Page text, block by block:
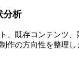
分析
、既存コンテンツ、
作の方向性を整理し